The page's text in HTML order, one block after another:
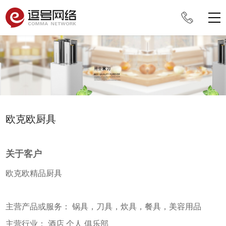
欧克欧厨具
关于客户
欧克欧精品厨具
主营产品或服务： 锅具，刀具，炊具，餐具，美容用品
主营行业： 酒店 个人 俱乐部